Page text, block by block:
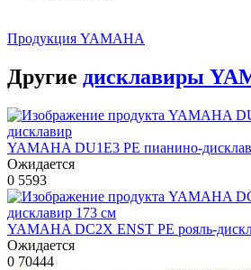
Продукция YAMAHA
Другие дисклавиры
YAMAHA DU1E3 PE пианино-
Ожидается
0 5593
YAMAHA DC2X ENST PE рояль-
Ожидается
0 70444